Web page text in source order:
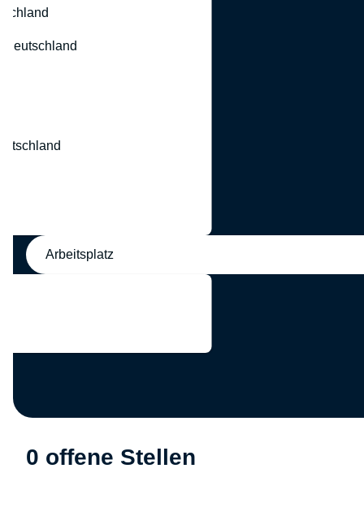
Arbeitsplatz
0 offene Stellen